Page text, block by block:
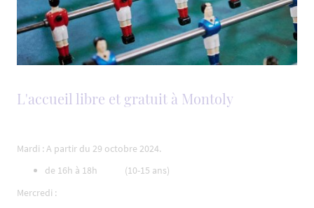
L'accueil libre et gratuit à Montoly
Mardi : A partir du 29 octobre 2024.
de 16h à 18h (10-15 ans)
Mercredi :